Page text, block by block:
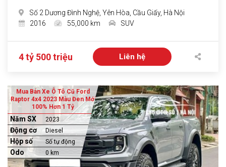
Số 2 Dương Đình Nghệ, Yên Hòa, Cầu Giấy, Hà Nội
2016
55,000 km SUV
4 tỷ 500 triệu Liên hệ
Mua Bán Xe Ô Tô Cũ Ford
Raptor 4x4 2023 Màu Đen Mới
100% Hơn 1 Tỷ
Năm SX 2023
Động cơ Diesel
Hộp số Số tự động
Odo 0 km